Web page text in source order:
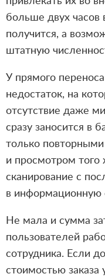
больше двух часов
получится, а
штатную
У прямого
недостаток, на
отсутствие даже
сразу заносится в
только
и просмотром
сканирование с
в информационную
Не мала и сумма
пользователей
сотрудника. Если
стоимостью заказа